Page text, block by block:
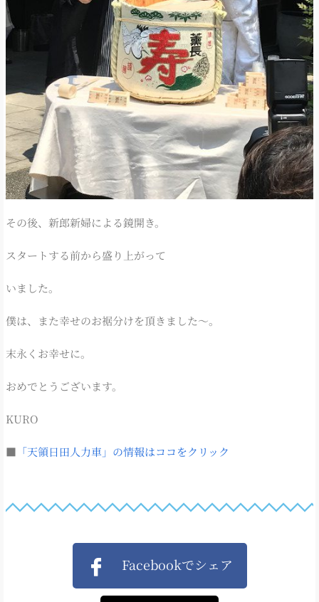
その後、新郎新婦による鏡開き。
スタートする前から盛り上がって
いました。
僕は、また幸せのお裾分けを頂きました～。
末永くお幸せに。
おめでとうございます。
KURO
■ 「天領日田人力車」の情報はココをクリック
Facebookでシェア